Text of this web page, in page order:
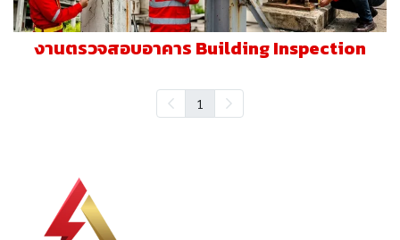
งานตรวจสอบอาคาร Building Inspection
1